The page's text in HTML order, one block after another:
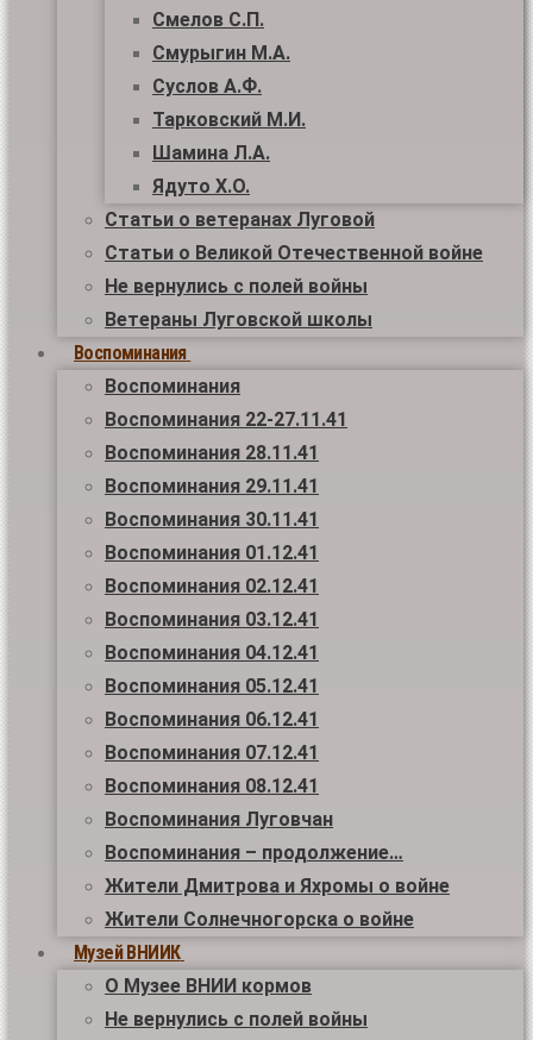
Смелов С.П.
Смурыгин М.А.
Суслов А.Ф.
Тарковский М.И.
Шамина Л.А.
Ядуто Х.О.
Статьи о ветеранах Луговой
Статьи о Великой Отечественной войне
Не вернулись с полей войны
Ветераны Луговской школы
Воспоминания
Воспоминания
Воспоминания 22-27.11.41
Воспоминания 28.11.41
Воспоминания 29.11.41
Воспоминания 30.11.41
Воспоминания 01.12.41
Воспоминания 02.12.41
Воспоминания 03.12.41
Воспоминания 04.12.41
Воспоминания 05.12.41
Воспоминания 06.12.41
Воспоминания 07.12.41
Воспоминания 08.12.41
Воспоминания Луговчан
Воспоминания – продолжение…
Жители Дмитрова и Яхромы о войне
Жители Солнечногорска о войне
Музей ВНИИК
О Музее ВНИИ кормов
Не вернулись с полей войны